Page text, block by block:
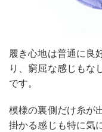
履き心地は普通に良
り、窮屈な感じもな
です。
模様の裏側だけ糸が
掛かる感じも特に気